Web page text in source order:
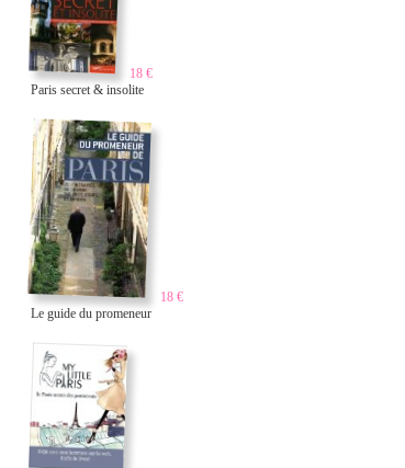
18 €
Paris secret & insolite
18 €
Le guide du promeneur